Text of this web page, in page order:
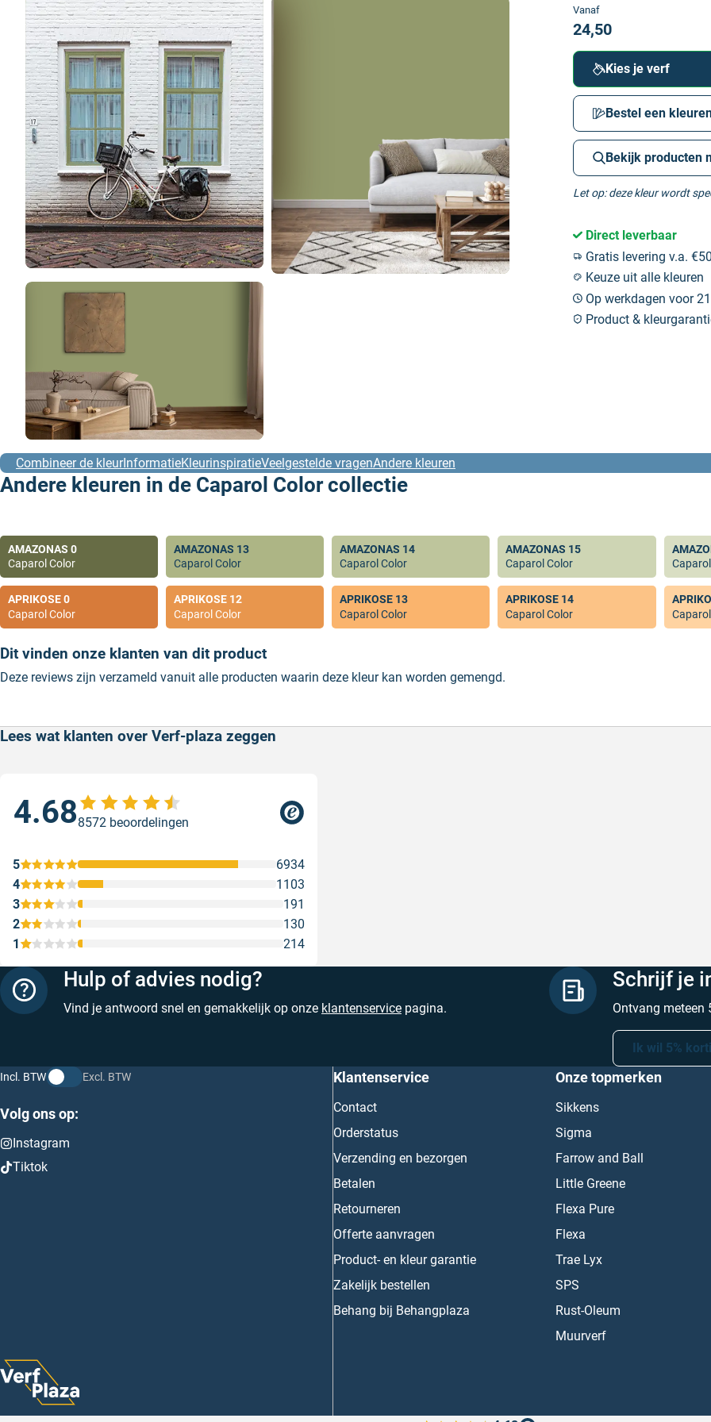
Vanaf
24,50
Kies je verf
Bestel een
Bekijk producten
Let op: deze kleur wordt
Direct leverbaar
Gratis levering v.a.
Keuze uit alle kleuren
Op werkdagen voor
Product &
Combineer de kleurInformatieKleurinspiratieVeelgestelde vragenAndere kleuren
Andere kleuren in de Caparol Color collectie
AMAZONAS 0
Caparol Color
AMAZONAS 13
Caparol Color
AMAZONAS 14
Caparol Color
AMAZONAS 15
Caparol Color
APRIKOSE 0
Caparol Color
APRIKOSE 12
Caparol Color
APRIKOSE 13
Caparol Color
APRIKOSE 14
Caparol Color
Dit vinden onze klanten van dit product
Deze reviews zijn verzameld vanuit alle producten waarin deze kleur kan worden gemengd.
Lees wat klanten over Verf-plaza zeggen
4.688572 beoordelingen
1 214
2 130
3 191
4 1103
5 6934
Hulp of advies nodig?
Vind je antwoord snel en gemakkelijk op onze klantenservice pagina.
Schrijf je
Ontvang meteen
Ik wil 5%
Incl. BTW Excl. BTW
Volg ons op:
Instagram
Tiktok
Klantenservice
Contact
Orderstatus
Verzending en bezorgen
Betalen
Retourneren
Offerte aanvragen
Product- en kleur garantie
Zakelijk bestellen
Behang bij Behangplaza
Onze topmerken
Sikkens
Sigma
Farrow and Ball
Little Greene
Flexa Pure
Flexa
Trae Lyx
SPS
Rust-Oleum
Muurverf